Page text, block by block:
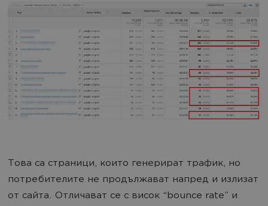
Това са страници, които генерират трафик, но
потребителите не продължават напред и излизат
от сайта. Отличават се с висок “bounce rate” и